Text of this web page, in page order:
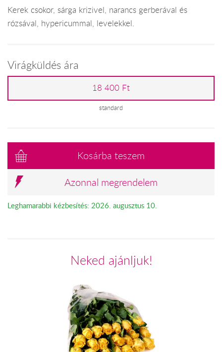
Kerek csokor, sárga krizivel, narancs gerberával és
rózsával, hypericummal, levelekkel.
Virágküldés ára
18 400 Ft
standard
Kosárba teszem
Azonnal megrendelem
Leghamarabbi kézbesítés: 2026. augusztus 10.
Neked ajánljuk!